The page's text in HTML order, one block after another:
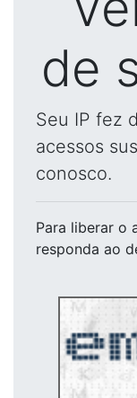
de
Seu IP fez
acessos
conosco.
Para liberar o
responda ao